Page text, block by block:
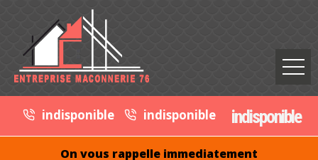
indisponible indisponible indisponible
On vous rappelle immediatement